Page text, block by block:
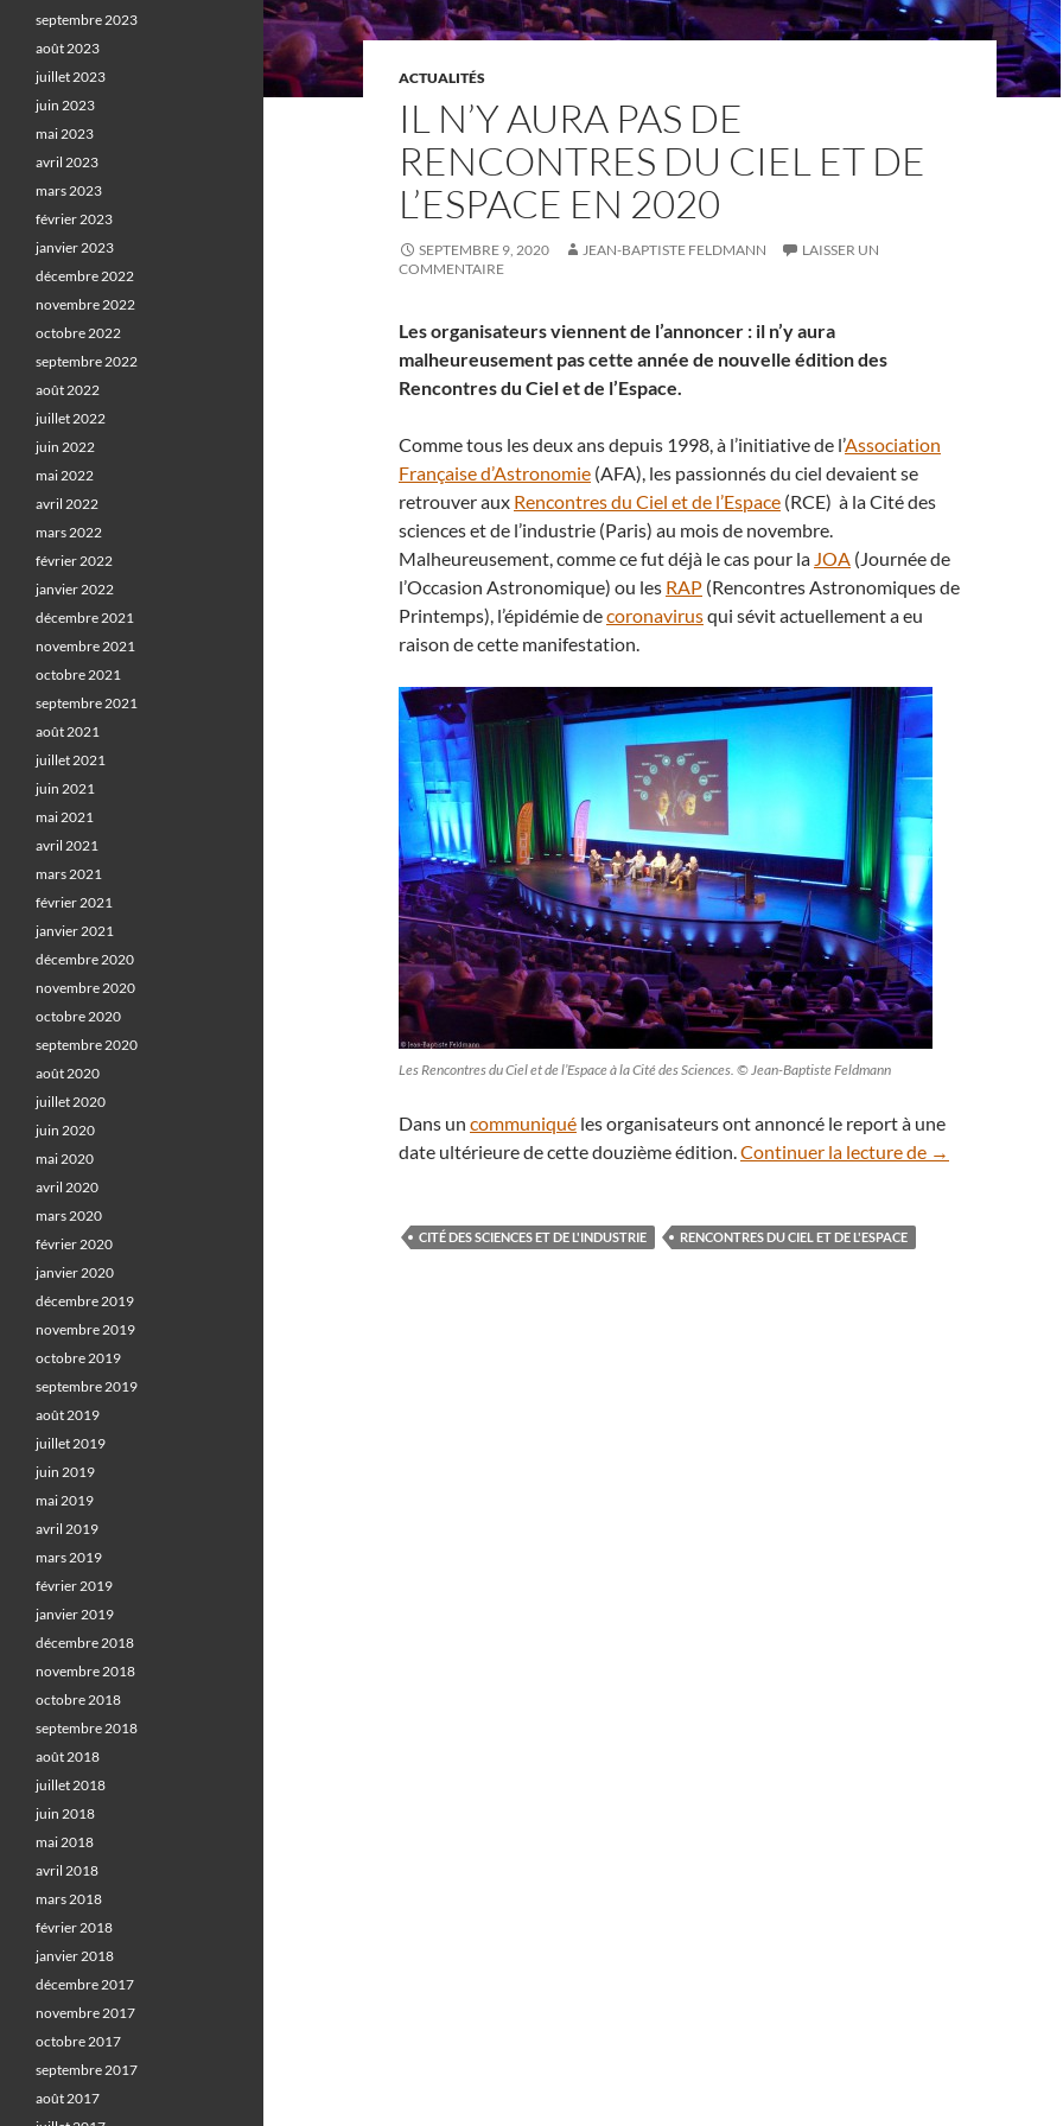
ACTUALITÉS
IL N’Y AURA PAS DE
RENCONTRES DU CIEL ET DE
L’ESPACE EN 2020
SEPTEMBRE 9, 2020 JEAN-BAPTISTE FELDMANN
LAISSER UN
COMMENTAIRE
Les organisateurs viennent de l’annoncer : il n’y aura
malheureusement pas cette année de nouvelle édition des
Rencontres du Ciel et de l’Espace.
Comme tous les deux ans depuis 1998, à l’initiative de l’Association
Française d’Astronomie (AFA), les passionnés du ciel devaient se
retrouver aux Rencontres du Ciel et de l’Espace (RCE) à la Cité des
sciences et de l’industrie (Paris) au mois de novembre.
Malheureusement, comme ce fut déjà le cas pour la JOA (Journée de
l’Occasion Astronomique) ou les RAP (Rencontres Astronomiques de
Printemps), l’épidémie decoronavirusqui sévit actuellement a eu
raison de cette manifestation.
Les Rencontres du Ciel et de l’Espace à la Cité des Sciences. © Jean-Baptiste Feldmann
Dans un communiqué les organisateurs ont annoncé le report à une
date ultérieure de cette douzième édition.Continuer la lecture de Il n’y aura pas
→
CITÉ DES SCIENCES ET DE L'INDUSTRIE RENCONTRES DU CIEL ET DE L'ESPACE
septembre 2023
août 2023
juillet 2023
juin 2023
mai 2023
avril 2023
mars 2023
février 2023
janvier 2023
décembre 2022
novembre 2022
octobre 2022
septembre 2022
août 2022
juillet 2022
juin 2022
mai 2022
avril 2022
mars 2022
février 2022
janvier 2022
décembre 2021
novembre 2021
octobre 2021
septembre 2021
août 2021
juillet 2021
juin 2021
mai 2021
avril 2021
mars 2021
février 2021
janvier 2021
décembre 2020
novembre 2020
octobre 2020
septembre 2020
août 2020
juillet 2020
juin 2020
mai 2020
avril 2020
mars 2020
février 2020
janvier 2020
décembre 2019
novembre 2019
octobre 2019
septembre 2019
août 2019
juillet 2019
juin 2019
mai 2019
avril 2019
mars 2019
février 2019
janvier 2019
décembre 2018
novembre 2018
octobre 2018
septembre 2018
août 2018
juillet 2018
juin 2018
mai 2018
avril 2018
mars 2018
février 2018
janvier 2018
décembre 2017
novembre 2017
octobre 2017
septembre 2017
août 2017